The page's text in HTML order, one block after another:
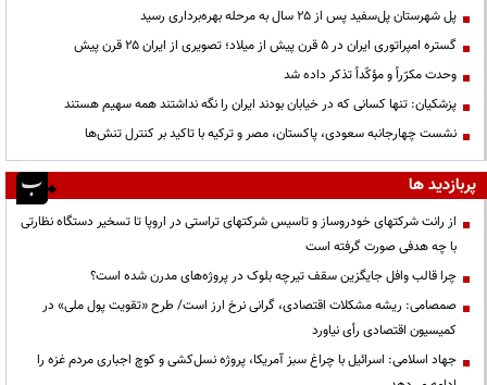
پل شهرستان پل‌سفید پس از ۲۵ سال به مرحله بهره‌برداری رسید
گستره امپراتوری ایران در ۵ قرن پیش از میلاد؛ تصویری از ایران ۲۵ قرن پیش
وحدت مکرّراً و مؤکّداً تذکر داده شد
پزشکیان: تنها کسانی که در خیابان بودند ایران را نگه نداشتند همه سهیم هستند
نشست چهارجانبه سعودی، پاکستان، مصر و ترکیه با تاکید بر کنترل تنش‌ها
پربازدید ها
از رانت‌ شرکتهای خودروساز و تاسیس شرکتهای تراستی در اروپا تا تسخیر دستگاه نظارتی
با چه هدفی صورت گرفته است
چرا قالب وافل جایگزین سقف تیرچه بلوک در پروژه‌های مدرن شده است؟
صمصامی: ریشه مشکلات اقتصادی، گرانی نرخ ارز است/ طرح «تقویت پول ملی» در
کمیسیون اقتصادی رأی نیاورد
جهاد اسلامی: اسرائیل با چراغ سبز آمریکا، پروژه نسل‌کشی و کوچ اجباری مردم غزه را